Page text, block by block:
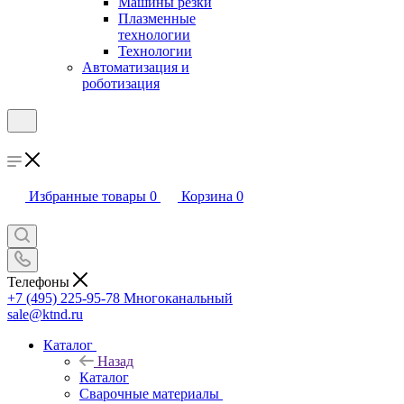
Плазменные
технологии
Технологии
Автоматизация и
роботизация
Избранные товары 0 Корзина 0
Телефоны
+7 (495) 225-95-78 Многоканальный
sale@ktnd.ru
Каталог
Назад
Каталог
Сварочные материалы